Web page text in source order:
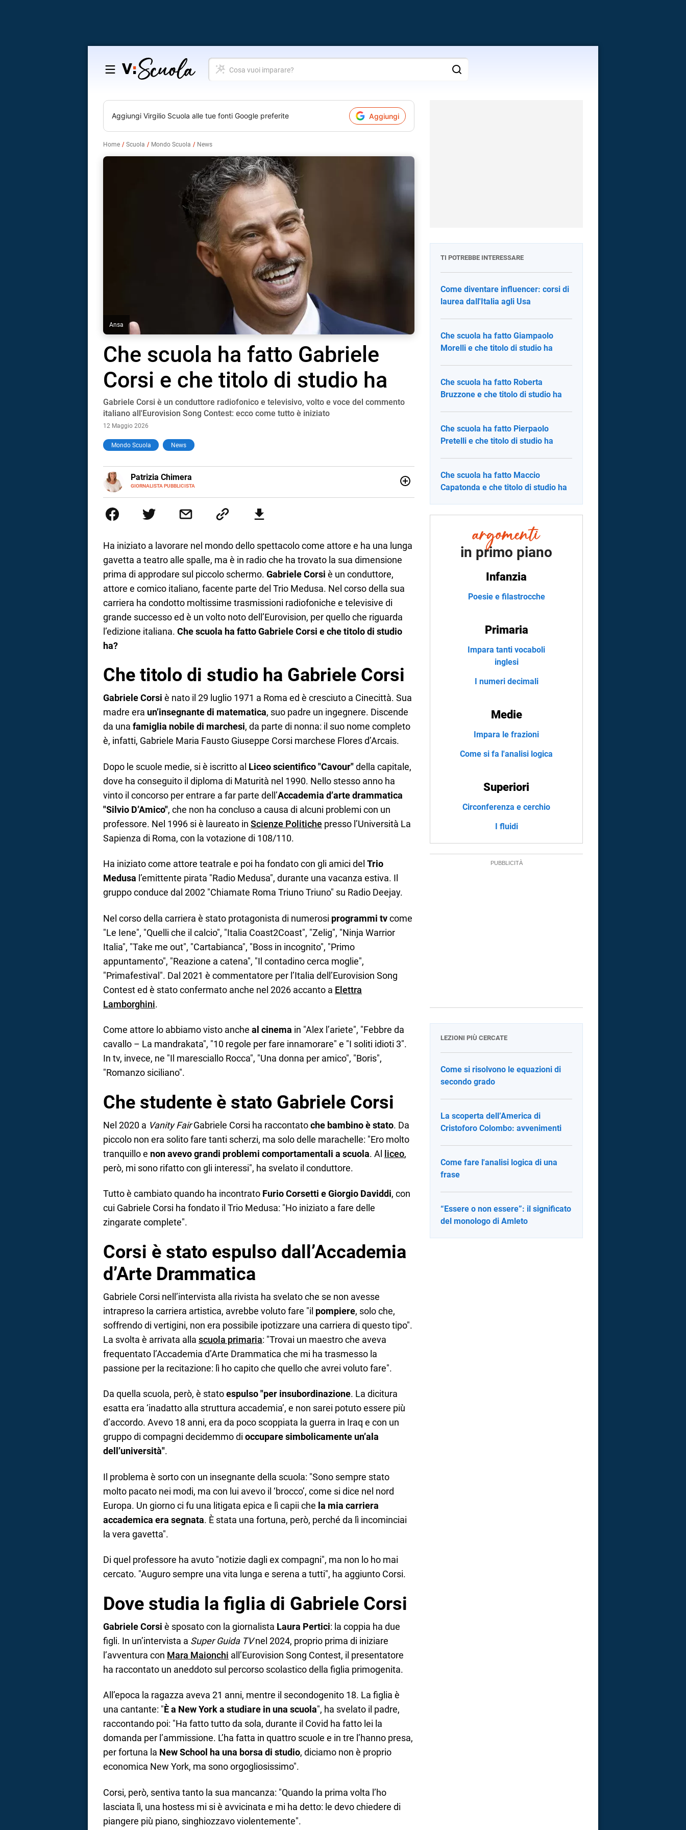
Salta
contenuto
Cosa
vuoi
Aggiungi Virgilio Scuola alle tue fonti Google preferite Aggiungi
Home Scuola Mondo Scuola News
Ansa
Che scuola ha fatto Gabriele
Corsi e che titolo di studio ha
Gabriele Corsi è un conduttore radiofonico e televisivo, volto e voce del commento
italiano all'Eurovision Song Contest: ecco come tutto è iniziato
12 Maggio 2026
Mondo Scuola News
Patrizia Chimera
GIORNALISTA PUBBLICISTA
E-
MAIL
LINKEDIN
comunicazione specializzandosi nella scrittura di articoli sul mondo scolastico.
Ha iniziato a lavorare nel mondo dello spettacolo come attore e ha una lunga
gavetta a teatro alle spalle, ma è in radio che ha trovato la sua dimensione
prima di approdare sul piccolo schermo. Gabriele Corsi è un conduttore,
attore e comico italiano, facente parte del Trio Medusa. Nel corso della sua
carriera ha condotto moltissime trasmissioni radiofoniche e televisive di
grande successo ed è un volto noto dell’Eurovision, per quello che riguarda
l’edizione italiana. Che scuola ha fatto Gabriele Corsi e che titolo di studio
ha?
Che titolo di studio ha Gabriele Corsi
Gabriele Corsi è nato il 29 luglio 1971 a Roma ed è cresciuto a Cinecittà. Sua
madre era un’insegnante di matematica, suo padre un ingegnere. Discende
da una famiglia nobile di marchesi, da parte di nonna: il suo nome completo
è, infatti, Gabriele Maria Fausto Giuseppe Corsi marchese Flores d’Arcais.
Dopo le scuole medie, si è iscritto al Liceo scientifico "Cavour"della capitale,
dove ha conseguito il diploma di Maturità nel 1990. Nello stesso anno ha
vinto il concorso per entrare a far parte dell’Accademia d’arte drammatica
"Silvio D’Amico", che non ha concluso a causa di alcuni problemi con un
professore. Nel 1996 si è laureato in Scienze Politiche presso l’Università La
Sapienza di Roma, con la votazione di 108/110.
Ha iniziato come attore teatrale e poi ha fondato con gli amici del Trio
Medusa l’emittente pirata "Radio Medusa", durante una vacanza estiva. Il
gruppo conduce dal 2002 "Chiamate Roma Triuno Triuno" su Radio Deejay.
Nel corso della carriera è stato protagonista di numerosi programmi tvcome
"Le Iene", "Quelli che il calcio", "Italia Coast2Coast", "Zelig", "Ninja Warrior
Italia", "Take me out", "Cartabianca", "Boss in incognito", "Primo
appuntamento", "Reazione a catena", "Il contadino cerca moglie",
"Primafestival". Dal 2021 è commentatore per l’Italia dell’Eurovision Song
Contest ed è stato confermato anche nel 2026 accanto a Elettra
Lamborghini.
Come attore lo abbiamo visto anche al cinema in "Alex l’ariete", "Febbre da
cavallo – La mandrakata", "10 regole per fare innamorare" e "I soliti idioti 3".
In tv, invece, ne "Il maresciallo Rocca", "Una donna per amico", "Boris",
"Romanzo siciliano".
Che studente è stato Gabriele Corsi
Nel 2020 a Vanity FairGabriele Corsi ha raccontatoche bambino è stato. Da
piccolo non era solito fare tanti scherzi, ma solo delle marachelle: "Ero molto
tranquillo e non avevo grandi problemi comportamentali a scuola. Al liceo,
però, mi sono rifatto con gli interessi", ha svelato il conduttore.
Tutto è cambiato quando ha incontrato Furio Corsetti e Giorgio Daviddi, con
cui Gabriele Corsi ha fondato il Trio Medusa: "Ho iniziato a fare delle
zingarate complete".
Corsi è stato espulso dall’Accademia
d’Arte Drammatica
Gabriele Corsi nell’intervista alla rivista ha svelato che se non avesse
intrapreso la carriera artistica, avrebbe voluto fare "il pompiere, solo che,
soffrendo di vertigini, non era possibile ipotizzare una carriera di questo tipo".
La svolta è arrivata alla scuola primaria: "Trovai un maestro che aveva
frequentato l’Accademia d’Arte Drammatica che mi ha trasmesso la
passione per la recitazione: lì ho capito che quello che avrei voluto fare".
Da quella scuola, però, è statoespulso "per insubordinazione. La dicitura
esatta era ‘inadatto alla struttura accademia’, e non sarei potuto essere più
d’accordo. Avevo 18 anni, era da poco scoppiata la guerra in Iraq e con un
gruppo di compagni decidemmo di occupare simbolicamente un’ala
dell’università".
Il problema è sorto con un insegnante della scuola: "Sono sempre stato
molto pacato nei modi, ma con lui avevo il ‘brocco’, come si dice nel nord
Europa. Un giorno ci fu una litigata epica e lì capii che la mia carriera
accademica era segnata. È stata una fortuna, però, perché da lì incominciai
la vera gavetta".
Di quel professore ha avuto "notizie dagli ex compagni", ma non lo ho mai
cercato. "Auguro sempre una vita lunga e serena a tutti", ha aggiunto Corsi.
Dove studia la figlia di Gabriele Corsi
Gabriele Corsi è sposato con la giornalista Laura Pertici: la coppia ha due
figli. In un’intervista a Super Guida TVnel 2024, proprio prima di iniziare
l’avventura con Mara Maionchi all’Eurovision Song Contest, il presentatore
ha raccontato un aneddoto sul percorso scolastico della figlia primogenita.
All’epoca la ragazza aveva 21 anni, mentre il secondogenito 18. La figlia è
una cantante: "È a New York a studiare in una scuola", ha svelato il padre,
raccontando poi: "Ha fatto tutto da sola, durante il Covid ha fatto lei la
domanda per l’ammissione. L’ha fatta in quattro scuole e in tre l’hanno presa,
per fortuna la New School ha una borsa di studio, diciamo non è proprio
economica New York, ma sono orgogliosissimo".
Corsi, però, sentiva tanto la sua mancanza: "Quando la prima volta l’ho
lasciata lì, una hostess mi si è avvicinata e mi ha detto: le devo chiedere di
piangere più piano, singhiozzavo violentemente".
TI POTREBBE INTERESSARE
Come diventare influencer: corsi di
laurea dall'Italia agli Usa
Che scuola ha fatto Giampaolo
Morelli e che titolo di studio ha
Che scuola ha fatto Roberta
Bruzzone e che titolo di studio ha
Che scuola ha fatto Pierpaolo
Pretelli e che titolo di studio ha
Che scuola ha fatto Maccio
Capatonda e che titolo di studio ha
in primo piano
Infanzia
Poesie e filastrocche
Primaria
Impara tanti vocaboli
inglesi
I numeri decimali
Medie
Impara le frazioni
Come si fa l'analisi logica
Superiori
Circonferenza e cerchio
I fluidi
LEZIONI PIÙ CERCATE
Come si risolvono le equazioni di
secondo grado
La scoperta dell’America di
Cristoforo Colombo: avvenimenti
Come fare l'analisi logica di una
frase
“Essere o non essere”: il significato
del monologo di Amleto